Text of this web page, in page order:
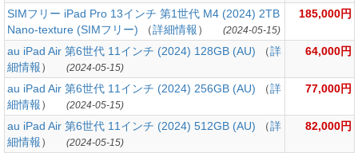
SIMフリー iPad Pro 13インチ 第1世代 M4 (2024) 2TB
Nano-texture (SIMフリー)
（詳細情報） (2024-05-15)
185,000円
au iPad Air 第6世代 11インチ (2024) 128GB (AU) （詳
細情報） (2024-05-15)
64,000円
au iPad Air 第6世代 11インチ (2024) 256GB (AU) （詳
細情報） (2024-05-15)
77,000円
au iPad Air 第6世代 11インチ (2024) 512GB (AU) （詳
細情報） (2024-05-15)
82,000円